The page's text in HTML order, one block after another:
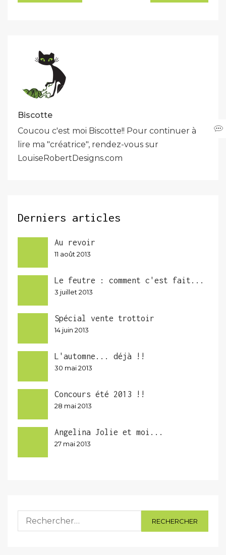
de
Biscotte
Coucou c'est moi Biscotte!! Pour continuer à
lire ma "créatrice", rendez-vous sur
LouiseRobertDesigns.com
Derniers articles
Au revoir
11 août 2013
Le feutre : comment c'est fait...
3 juillet 2013
Spécial vente trottoir
14 juin 2013
L'automne... déjà !!
30 mai 2013
Concours été 2013 !!
28 mai 2013
Angelina Jolie et moi...
27 mai 2013
Rechercher :